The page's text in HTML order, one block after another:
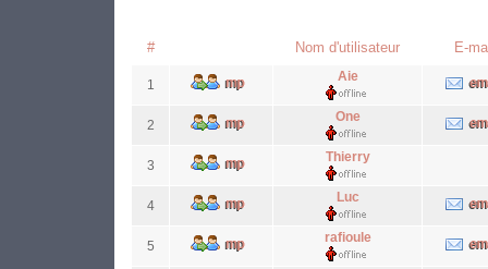
# Nom d'utilisateur E-
1
Aie
2
One
3
Thierry
4
Luc
5
rafioule